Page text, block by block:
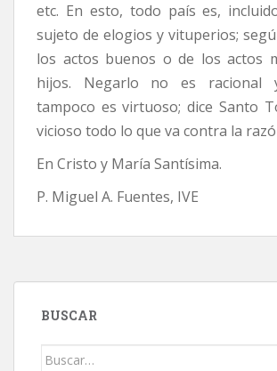
etc. En esto, todo país es,
sujeto de elogios y vituperios;
los actos buenos o de los actos
hijos. Negarlo no es racional
tampoco es virtuoso; dice Santo
vicioso todo lo que va contra la
En Cristo y María Santísima.
P. Miguel A. Fuentes, IVE
BUSCAR
Buscar: